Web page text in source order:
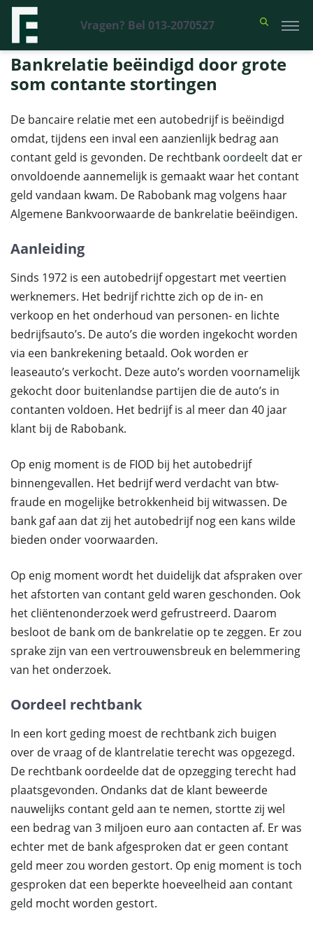
Vragen? Bel 013-2070527
Financieel Recht Advocaten >Uitspraken>Bankrelatie beëindigd door
grote som contante stortingen
Bankrelatie beëindigd door grote
som contante stortingen
De bancaire relatie met een autobedrijf is beëindigd
omdat, tijdens een inval een aanzienlijk bedrag aan
contant geld is gevonden. De rechtbank oordeelt dat er
onvoldoende aannemelijk is gemaakt waar het contant
geld vandaan kwam. De Rabobank mag volgens haar
Algemene Bankvoorwaarde de bankrelatie beëindigen.
Aanleiding
Sinds 1972 is een autobedrijf opgestart met veertien
werknemers. Het bedrijf richtte zich op de in- en
verkoop en het onderhoud van personen- en lichte
bedrijfsauto’s. De auto’s die worden ingekocht worden
via een bankrekening betaald. Ook worden er
leaseauto’s verkocht. Deze auto’s worden voornamelijk
gekocht door buitenlandse partijen die de auto’s in
contanten voldoen. Het bedrijf is al meer dan 40 jaar
klant bij de Rabobank.
Op enig moment is de FIOD bij het autobedrijf
binnengevallen. Het bedrijf werd verdacht van btw-
fraude en mogelijke betrokkenheid bij witwassen. De
bank gaf aan dat zij het autobedrijf nog een kans wilde
bieden onder voorwaarden.
Op enig moment wordt het duidelijk dat afspraken over
het afstorten van contant geld waren geschonden. Ook
het cliëntenonderzoek werd gefrustreerd. Daarom
besloot de bank om de bankrelatie op te zeggen. Er zou
sprake zijn van een vertrouwensbreuk en belemmering
van het onderzoek.
Oordeel rechtbank
In een kort geding moest de rechtbank zich buigen
over de vraag of de klantrelatie terecht was opgezegd.
De rechtbank oordeelde dat de opzegging terecht had
plaatsgevonden. Ondanks dat de klant beweerde
nauwelijks contant geld aan te nemen, stortte zij wel
een bedrag van 3 miljoen euro aan contacten af. Er was
echter met de bank afgesproken dat er geen contant
geld meer zou worden gestort. Op enig moment is toch
gesproken dat een beperkte hoeveelheid aan contant
geld mocht worden gestort.